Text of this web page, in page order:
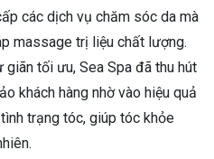
các dịch vụ chăm sóc da mà
massage trị liệu chất lượng.
tối ưu, Sea Spa đã thu hút
khách hàng nhờ vào hiệu quả
trạng tóc, giúp tóc khỏe